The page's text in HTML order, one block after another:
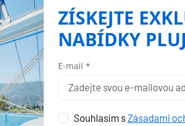
sedačka (Bosun´s chair safe seat)
Koupací platforma
Sprayhood
lana
ZÍSKEJTE
NABÍDKY
E-mail *
Souhlasím sZásadami